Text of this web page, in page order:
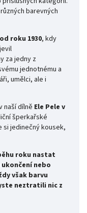
barevných
od roku 1930, kdy
za jedny z
jednotnému a
umělci, ale i
naší dílně Ele Pele v
šperkařské
si jedinečný kousek,
roku nastat
nebo
však barvu
neztratili nic z